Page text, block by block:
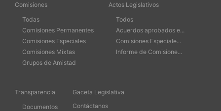
Comisiones
Todas
Comisiones Permanentes
Comisiones Especiales
Comisiones Mixtas
Grupos de Amistad
Actos Legislativos
Todos
Acuerdos aprobados e...
Comisiones Especiale...
Informe de Comisione...
Transparencia
Documentos
Gaceta Legislativa
Contáctanos